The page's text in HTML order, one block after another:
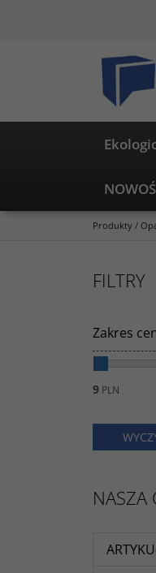
Produkty /
FILTRY
Zakres
9 PLN
NASZA